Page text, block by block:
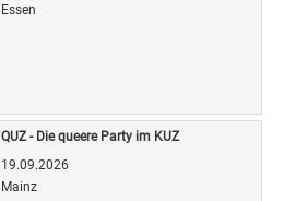
Essen
QUZ - Die queere Party im KUZ
19.09.2026
Mainz